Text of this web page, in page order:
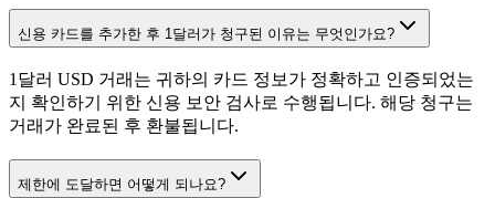
신용 카드를 추가한 후 1달러가 청구된 이유는 무엇인가요?
1달러 USD 거래는 귀하의 카드 정보가 정확하고 인증되었는
지 확인하기 위한 신용 보안 검사로 수행됩니다. 해당 청구는
거래가 완료된 후 환불됩니다.
제한에 도달하면 어떻게 되나요?